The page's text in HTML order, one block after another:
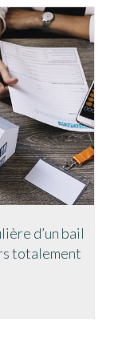
d’un bail
totalement